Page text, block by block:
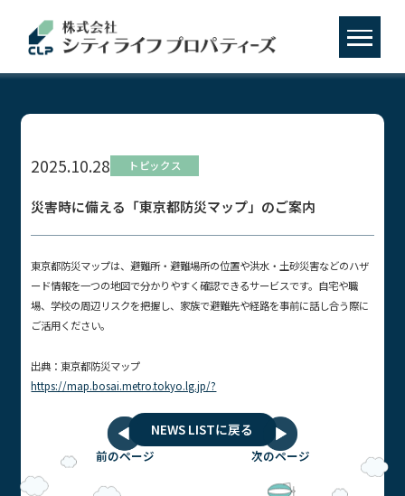
2025.10.28 トピックス
災害時に備える「東京都防災マップ」のご案内
東京都防災マップは、避難所・避難場所の位置や洪水・土砂災害などのハザ
ード情報を一つの地図で分かりやすく確認できるサービスです。自宅や職
場、学校の周辺リスクを把握し、家族で避難先や経路を事前に話し合う際に
ご活用ください。
出典：東京都防災マップ
https://map.bosai.metro.tokyo.lg.jp/?
前のページ 次のページ
NEWS LISTに戻る